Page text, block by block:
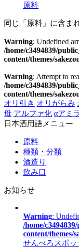
原料
同じ「原料」に含ま
Warning: Undefined
/home/c3494839/
content/themes/
Warning: Attempt to
/home/c3494839/
content/themes/
オリ引き オリがらみ
母 アルファ化 αアミ
日本酒用語メニュー
原料
種類・分類
酒造り
飲み口
お知らせ
Warning:
/home/
content/themes/
せんべろスポ